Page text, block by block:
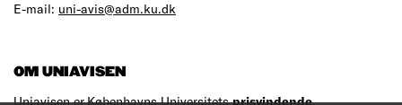
E-mail: uni-avis@adm.ku.dk
OM UNIAVISEN
Uniavisen er Københavns Universitetsprisvindende,